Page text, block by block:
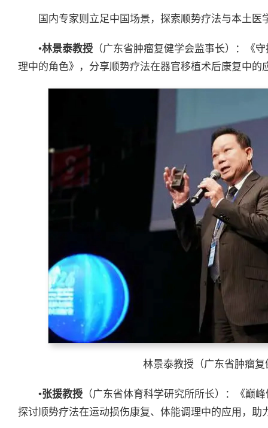
国内专家则立足中国场景，探索顺势疗法与本土医
•林景泰教授 （广东省肿瘤复健学会监事长）：《
理中的角色》，分享顺势疗法在器官移植术后康复中
林景泰教授（广东省肿瘤
•张援教授 （广东省体育科学研究所所长）：《巅
探讨顺势疗法在运动损伤康复、体能调理中的应用，助